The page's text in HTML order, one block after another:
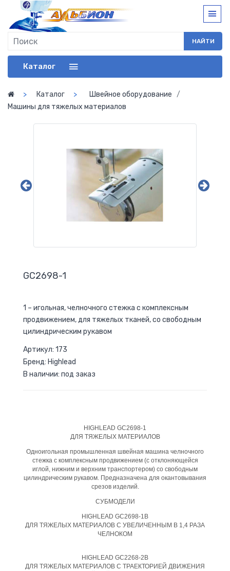
НАЙТИ
Каталог
Каталог
Швейное оборудование
Машины для тяжелых материалов
GС2698-1
1 – игольная, челночного стежка с комплексным
продвижением, для тяжелых тканей, со свободным
цилиндрическим рукавом
Артикул: 173
Бренд: Highlead
В наличии: под заказ
HIGHLEAD GC2698-1
ДЛЯ ТЯЖЕЛЫХ МАТЕРИАЛОВ
Одноигольная промышленная швейная машина челночного
стежка с комплексным продвижением (с отклоняющейся
иглой, нижним и верхним транспортером) со свободным
цилиндрическим рукавом. Предназначена для окантовывания
срезов изделий.
СУБМОДЕЛИ
HIGHLEAD GC2698-1B
ДЛЯ ТЯЖЕЛЫХ МАТЕРИАЛОВ С УВЕЛИЧЕННЫМ В 1,4 РАЗА
ЧЕЛНОКОМ
HIGHLEAD GC2268-2B
ДЛЯ ТЯЖЕЛЫХ МАТЕРИАЛОВ С ТРАЕКТОРИЕЙ ДВИЖЕНИЯ